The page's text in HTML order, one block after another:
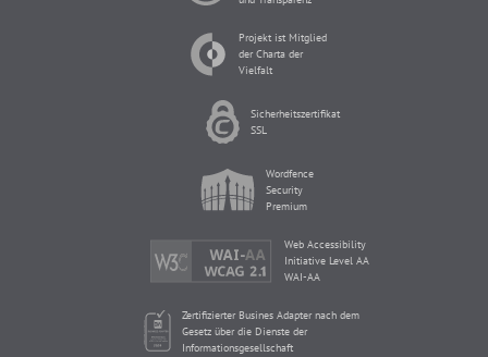
Projekt ist Mitglied
der Charta der
Vielfalt
Sicherheitszertifikat
SSL
Wordfence
Security
Premium
Web Accessibility
Initiative Level AA
WAI-AA
Zertifizierter Busines Adapter nach dem
Gesetz über die Dienste der
Informationsgesellschaft